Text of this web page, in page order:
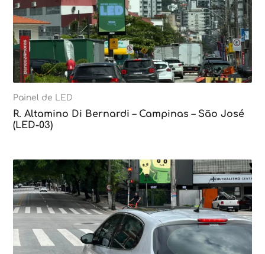
Painel de LED
R. Altamino Di Bernardi – Campinas – São José
(LED-03)